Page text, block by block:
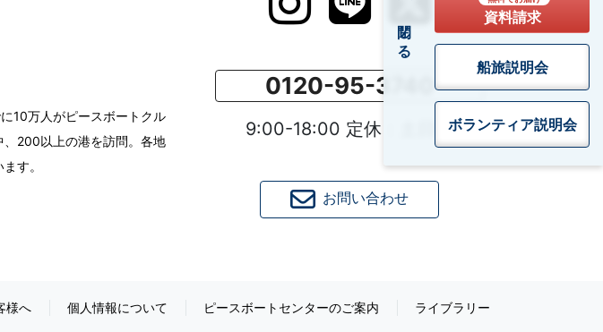
閉じる 資料請求
船旅説明会
ボランティア説明会
0120-95-3740
9:00-18:00 定休：土日祝
お問い合わせ
10万人がピースボートクル
、200以上の港を訪問。各地
す。
様へ 個人情報について ピースボートセンターのご案内 ライブラリー